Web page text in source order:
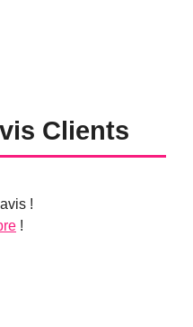
Clients
!
!